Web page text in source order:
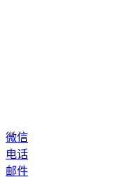
微信
电话
邮件